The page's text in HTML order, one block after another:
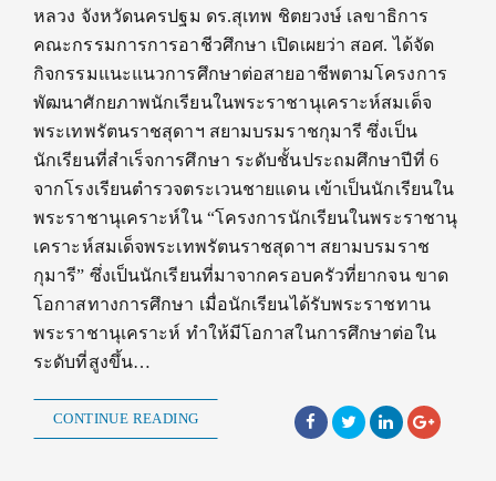
หลวง จังหวัดนครปฐม ดร.สุเทพ ชิตยวงษ์ เลขาธิการ
คณะกรรมการการอาชีวศึกษา เปิดเผยว่า สอศ. ได้จัด
กิจกรรมแนะแนวการศึกษาต่อสายอาชีพตามโครงการ
พัฒนาศักยภาพนักเรียนในพระราชานุเคราะห์สมเด็จ
พระเทพรัตนราชสุดาฯ สยามบรมราชกุมารี ซึ่งเป็น
นักเรียนที่สำเร็จการศึกษา ระดับชั้นประถมศึกษาปีที่ 6
จากโรงเรียนตำรวจตระเวนชายแดน เข้าเป็นนักเรียนใน
พระราชานุเคราะห์ใน “โครงการนักเรียนในพระราชานุ
เคราะห์สมเด็จพระเทพรัตนราชสุดาฯ สยามบรมราช
กุมารี” ซึ่งเป็นนักเรียนที่มาจากครอบครัวที่ยากจน ขาด
โอกาสทางการศึกษา เมื่อนักเรียนได้รับพระราชทาน
พระราชานุเคราะห์ ทำให้มีโอกาสในการศึกษาต่อใน
ระดับที่สูงขึ้น…
CONTINUE READING